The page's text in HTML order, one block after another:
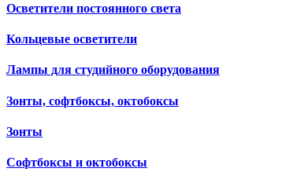
Осветители постоянного света
Кольцевые осветители
Лампы для студийного оборудования
Зонты, софтбоксы, октобоксы
Зонты
Софтбоксы и октобоксы